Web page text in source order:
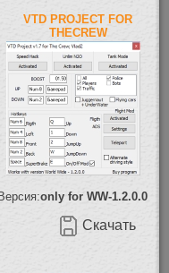
VTD PROJECT FOR
THECREW
Версия:only for WW-1.2.0.0
Скачать